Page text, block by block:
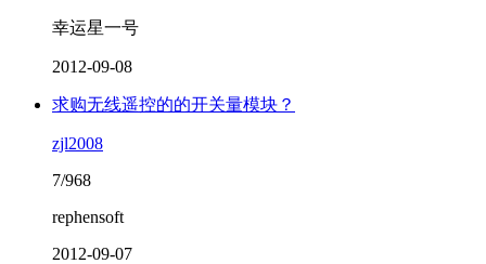
幸运星一号
2012-09-08
求购无线遥控的的开关量模块？
zjl2008
7/968
rephensoft
2012-09-07